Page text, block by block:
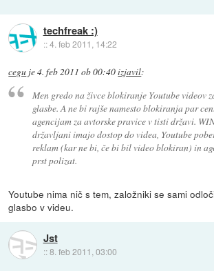
techfreak :)
::4. feb 2011, 14:22
cegu je4. feb 2011 ob 00:40izjavil:
Men gredo na živce blokiranje Youtube videov
glasbe. A ne bi rajše namesto blokiranja par
agencijam za avtorske pravice v tisti državi.
državljani imajo dostop do videa, Youtube
reklam (kar ne bi, če bi bil video blokiran) in
prst polizat.
Youtube nima nič s tem, založniki se sami
glasbo v videu.
Jst
::8. feb 2011, 03:00